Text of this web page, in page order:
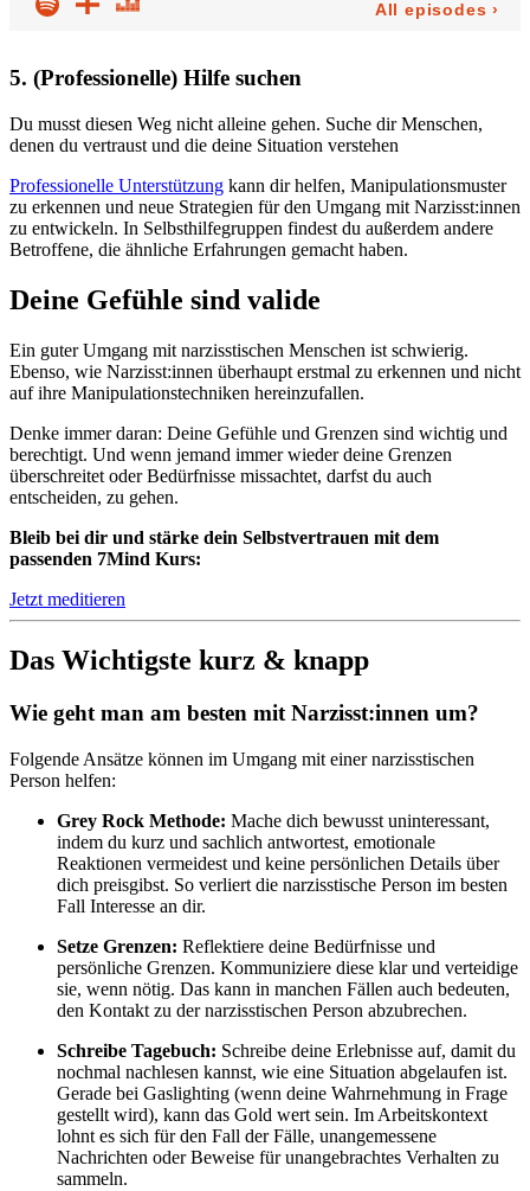
5. (Professionelle) Hilfe suchen
Du musst diesen Weg nicht alleine gehen. Suche dir Menschen,
denen du vertraust und die deine Situation verstehen
Professionelle Unterstützung kann dir helfen, Manipulationsmuster
zu erkennen und neue Strategien für den Umgang mit Narzisst:innen
zu entwickeln. In Selbsthilfegruppen findest du außerdem andere
Betroffene, die ähnliche Erfahrungen gemacht haben.
Deine Gefühle sind valide
Ein guter Umgang mit narzisstischen Menschen ist schwierig.
Ebenso, wie Narzisst:innen überhaupt erstmal zu erkennen und nicht
auf ihre Manipulationstechniken hereinzufallen.
Denke immer daran: Deine Gefühle und Grenzen sind wichtig und
berechtigt. Und wenn jemand immer wieder deine Grenzen
überschreitet oder Bedürfnisse missachtet, darfst du auch
entscheiden, zu gehen.
Bleib bei dir und stärke dein Selbstvertrauen mit dem
passenden 7Mind Kurs:
Jetzt meditieren
Das Wichtigste kurz & knapp
Wie geht man am besten mit Narzisst:innen um?
Folgende Ansätze können im Umgang mit einer narzisstischen
Person helfen:
Grey Rock Methode: Mache dich bewusst uninteressant,
indem du kurz und sachlich antwortest, emotionale
Reaktionen vermeidest und keine persönlichen Details über
dich preisgibst. So verliert die narzisstische Person im besten
Fall Interesse an dir.
Setze Grenzen: Reflektiere deine Bedürfnisse und
persönliche Grenzen. Kommuniziere diese klar und verteidige
sie, wenn nötig. Das kann in manchen Fällen auch bedeuten,
den Kontakt zu der narzisstischen Person abzubrechen.
Schreibe Tagebuch: Schreibe deine Erlebnisse auf, damit du
nochmal nachlesen kannst, wie eine Situation abgelaufen ist.
Gerade bei Gaslighting (wenn deine Wahrnehmung in Frage
gestellt wird), kann das Gold wert sein. Im Arbeitskontext
lohnt es sich für den Fall der Fälle, unangemessene
Nachrichten oder Beweise für unangebrachtes Verhalten zu
sammeln.